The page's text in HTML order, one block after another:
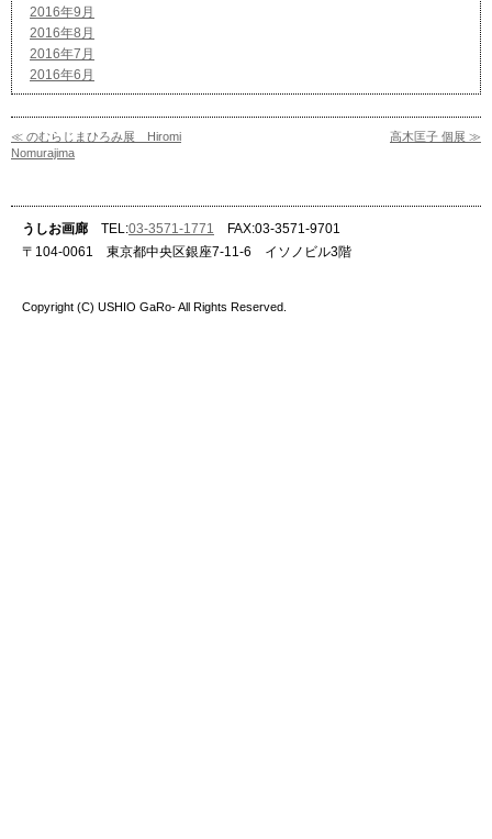
2016年9月
2016年8月
2016年7月
2016年6月
≪ のむらじまひろみ展 Hiromi
Nomurajima
高木匡子 個展 ≫
うしお画廊 TEL:03-3571-1771 FAX:03-3571-9701
〒104-0061 東京都中央区銀座7-11-6 イソノビル3階
Copyright (C) USHIO GaRo- All Rights Reserved.